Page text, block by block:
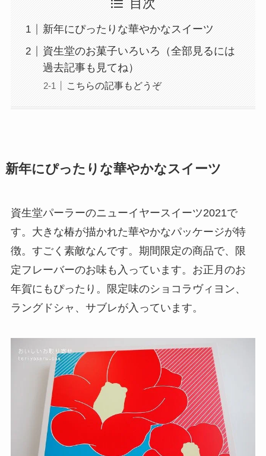
目次
新年にぴったりな華やかなスイーツ
資生堂のお菓子いろいろ（全部見るには
過去記事も見てね）
こちらの記事もどうぞ
新年にぴったりな華やかなスイーツ
資生堂パーラーのニューイヤースイーツ2021で
す。大きな椿が描かれた華やかなパッケージが特
徴。すごく素敵なんです。期間限定の商品で、限
定フレーバーのお味も入っています。お正月のお
年賀にもぴったり。限定味のショコラヴィヨン、
ラングドシャ、サブレが入っています。